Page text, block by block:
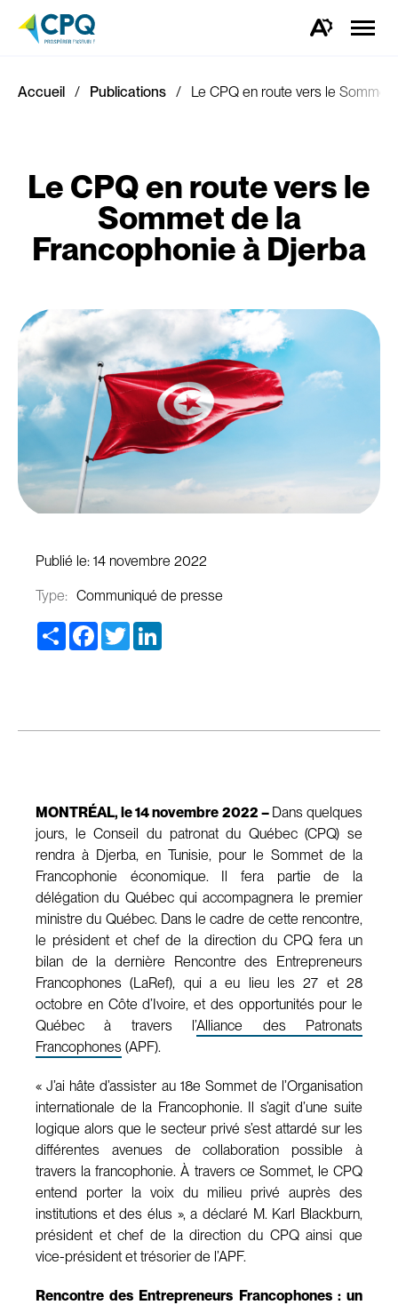
Ouvrez
d'accessibilité.
la
Accueil Publications Le CPQ en route vers le Sommet
Le CPQ en route vers le
Sommet de la
Francophonie à Djerba
Publié le: 14 novembre 2022
Type: Communiqué de presse
Share Facebook
Twitter
MONTRÉAL, le 14 novembre 2022 – Dans quelques
jours, le Conseil du patronat du Québec (CPQ) se
rendra à Djerba, en Tunisie, pour le Sommet de la
Francophonie économique. Il fera partie de la
délégation du Québec qui accompagnera le premier
ministre du Québec. Dans le cadre de cette rencontre,
le président et chef de la direction du CPQ fera un
bilan de la dernière Rencontre des Entrepreneurs
Francophones (LaRef), qui a eu lieu les 27 et 28
octobre en Côte d’Ivoire, et des opportunités pour le
Québec à travers l’Alliance des Patronats
Francophones (APF).
« J’ai hâte d’assister au 18e Sommet de l’Organisation
internationale de la Francophonie. Il s’agit d’une suite
logique alors que le secteur privé s’est attardé sur les
différentes avenues de collaboration possible à
travers la francophonie. À travers ce Sommet, le CPQ
entend porter la voix du milieu privé auprès des
institutions et des élus », a déclaré M. Karl Blackburn,
président et chef de la direction du CPQ ainsi que
vice-président et trésorier de l’APF.
Rencontre des Entrepreneurs Francophones : un